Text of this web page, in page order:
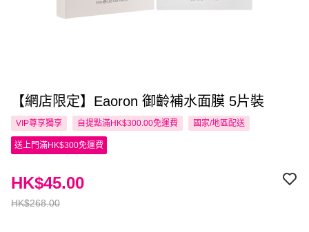
【網店限定】Eaoron 御齡補水面膜 5片裝
VIP尊享獨享 自提點滿HK$300.00免運費 國家/地區配送
送上門滿HK$300免運費
HK$268.00
HK$45.00